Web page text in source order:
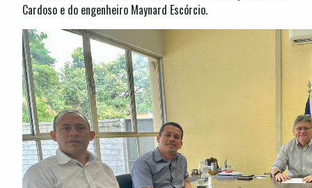
Cardoso e do engenheiro Maynard Escórcio.